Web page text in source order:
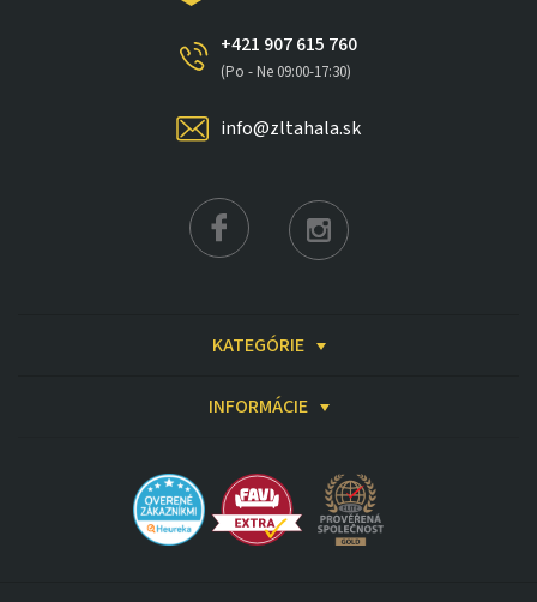
+421 907 615 760
(Po - Ne 09:00-17:30)
info@zltahala.sk
KATEGÓRIE
INFORMÁCIE